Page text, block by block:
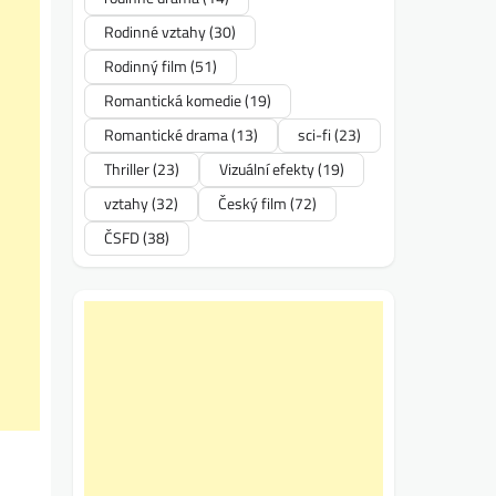
Rodinné vztahy(30)
Rodinný film(51)
Romantická komedie(19)
Romantické drama(13) sci-fi(23)
Thriller(23) Vizuální efekty(19)
vztahy(32) Český film(72)
ČSFD(38)